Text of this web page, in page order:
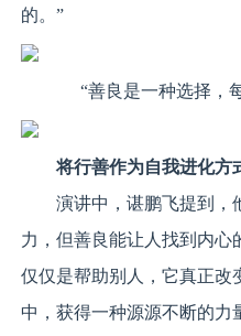
的。”
“善良是一种选择，
将行善作为自我进化方
演讲中，谌鹏飞提到，
力，但善良能让人找到内心
仅仅是帮助别人，它真正改
中，获得一种源源不断的力